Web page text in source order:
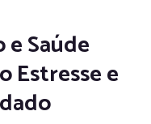
Saúde
Estresse e